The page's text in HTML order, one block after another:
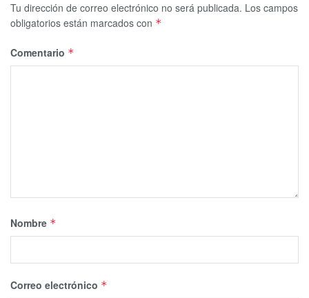
Tu dirección de correo electrónico no será publicada. Los campos
obligatorios están marcados con *
Comentario *
Nombre *
Correo electrónico *